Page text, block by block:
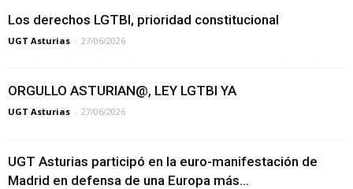
Los derechos LGTBI, prioridad constitucional
UGT Asturias - 27/06/2026
ORGULLO ASTURIAN@, LEY LGTBI YA
UGT Asturias - 27/06/2026
UGT Asturias participó en la euro-manifestación de
Madrid en defensa de una Europa más...